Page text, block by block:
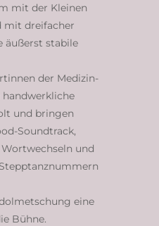
mit der Kleinen
mit dreifacher
äußerst stabile
der Medizin-
handwerkliche
und bringen
Soundtrack,
und
eine
Bühne.